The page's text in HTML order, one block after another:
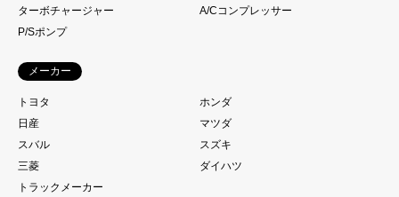
ターボチャージャー
A/Cコンプレッサー
P/Sポンプ
メーカー
トヨタ
ホンダ
日産
マツダ
スバル
スズキ
三菱
ダイハツ
トラックメーカー